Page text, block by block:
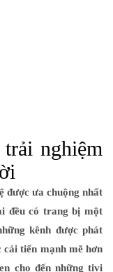
nghiệm
được ưa chuộng nhất
đều có trang bị một
kênh được phát
tiến mạnh mẽ hơn
cho đến những tivi